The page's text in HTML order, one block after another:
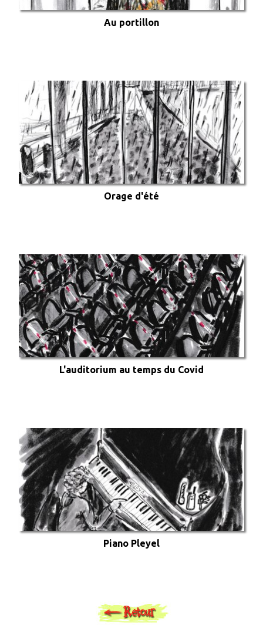
Au portillon
Orage d'été
L'auditorium au temps du Covid
Piano Pleyel